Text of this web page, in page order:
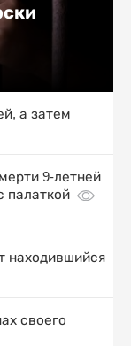
а затем
9-летней
палаткой
находившийся
своего